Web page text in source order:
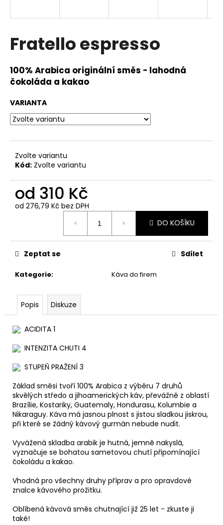
Fratello espresso
100% Arabica originální směs - lahodná
čokoláda a kakao
VARIANTA
Zvolte variantu
Kód: Zvolte variantu
od 310 Kč
od 276,79 Kč bez DPH
DO KOŠÍKU
Kategorie: Káva do firem
Zeptat se Sdílet
Popis Diskuze
ACIDITA 1
INTENZITA CHUTI 4
STUPEŇ PRAŽENÍ 3
Základ směsi tvoří 100% Arabica z výběru 7 druhů
skvělých středo a jihoamerických káv, převážně z oblastí
Brazílie, Kostariky, Guatemaly, Hondurasu, Kolumbie a
Nikaraguy. Káva má jasnou plnost s jistou sladkou jiskrou,
při které se žádný kávový gurmán nebude nudit.
Vyvážená skladba arabik je hutná, jemně nakyslá,
vyznačuje se bohatou sametovou chutí připomínající
čokoládu a kakao.
Vhodná pro všechny druhy příprav a pro opravdové
znalce kávového prožitku.
Oblíbená kávová směs chutnající již 25 let - zkuste ji
také!
í
t
?
HLEDAT
D
o
p
o
e
m
e
CAFE
ARABICA
-
SNÍDAŇOVÁ
100%
ARABICA
55
Kč